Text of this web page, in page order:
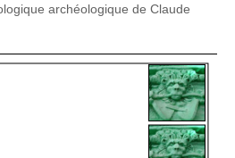
archéologique de Claude